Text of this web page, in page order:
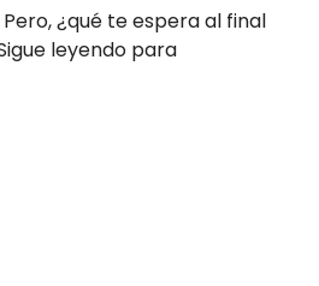
Pero, ¿qué te espera al final
leyendo para